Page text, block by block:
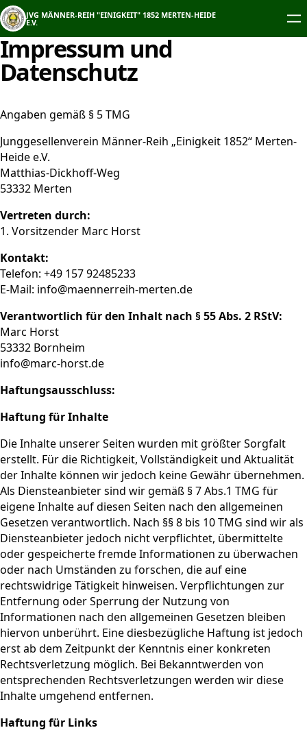
Zum
Inhalt
springen
JVG MÄNNER-REIH "EINIGKEIT" 1852 MERTEN-HEIDE
E.V.
Impressum und
Datenschutz
Angaben gemäß § 5 TMG
Junggesellenverein Männer-Reih „Einigkeit 1852“ Merten-
Heide e.V.
Matthias-Dickhoff-Weg
53332 Merten
Vertreten durch:
1. Vorsitzender Marc Horst
Kontakt:
Telefon: ‭+49 157 92485233‬
E-Mail: info@maennerreih-merten.de
Verantwortlich für den Inhalt nach § 55 Abs. 2 RStV:
Marc Horst
53332 Bornheim
info@marc-horst.de
Haftungsausschluss:
Haftung für Inhalte
Die Inhalte unserer Seiten wurden mit größter Sorgfalt
erstellt. Für die Richtigkeit, Vollständigkeit und Aktualität
der Inhalte können wir jedoch keine Gewähr übernehmen.
Als Diensteanbieter sind wir gemäß § 7 Abs.1 TMG für
eigene Inhalte auf diesen Seiten nach den allgemeinen
Gesetzen verantwortlich. Nach §§ 8 bis 10 TMG sind wir als
Diensteanbieter jedoch nicht verpflichtet, übermittelte
oder gespeicherte fremde Informationen zu überwachen
oder nach Umständen zu forschen, die auf eine
rechtswidrige Tätigkeit hinweisen. Verpflichtungen zur
Entfernung oder Sperrung der Nutzung von
Informationen nach den allgemeinen Gesetzen bleiben
hiervon unberührt. Eine diesbezügliche Haftung ist jedoch
erst ab dem Zeitpunkt der Kenntnis einer konkreten
Rechtsverletzung möglich. Bei Bekanntwerden von
entsprechenden Rechtsverletzungen werden wir diese
Inhalte umgehend entfernen.
Haftung für Links